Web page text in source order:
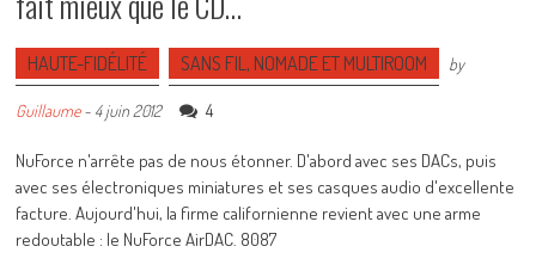
HAUTE-FIDÉLITÉ SANS FIL, NOMADE ET MULTIROOM by
Guillaume- 4 juin 2012 4
NuForce n'arrête pas de nous étonner. D'abord avec ses DACs, puis
avec ses électroniques miniatures et ses casques audio d'excellente
facture. Aujourd'hui, la firme californienne revient avec une arme
redoutable : le NuForce AirDAC. 8087